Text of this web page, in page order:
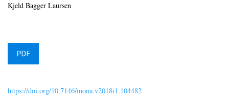
Kjeld Bagger Laursen
PDF
https://doi.org/10.7146/mona.v2018i1.104482